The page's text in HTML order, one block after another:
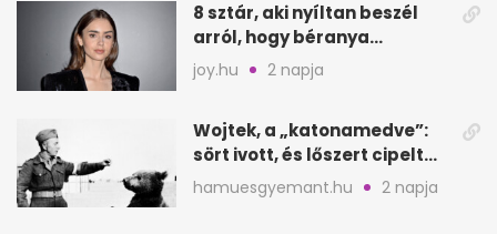
8 sztár, aki nyíltan beszél
arról, hogy béranya
segítette a családalapítást
joy.hu 2 napja
Wojtek, a „katonamedve”:
sört ivott, és lőszert cipelt
Monte Cassinónál
hamuesgyemant.hu 2 napja